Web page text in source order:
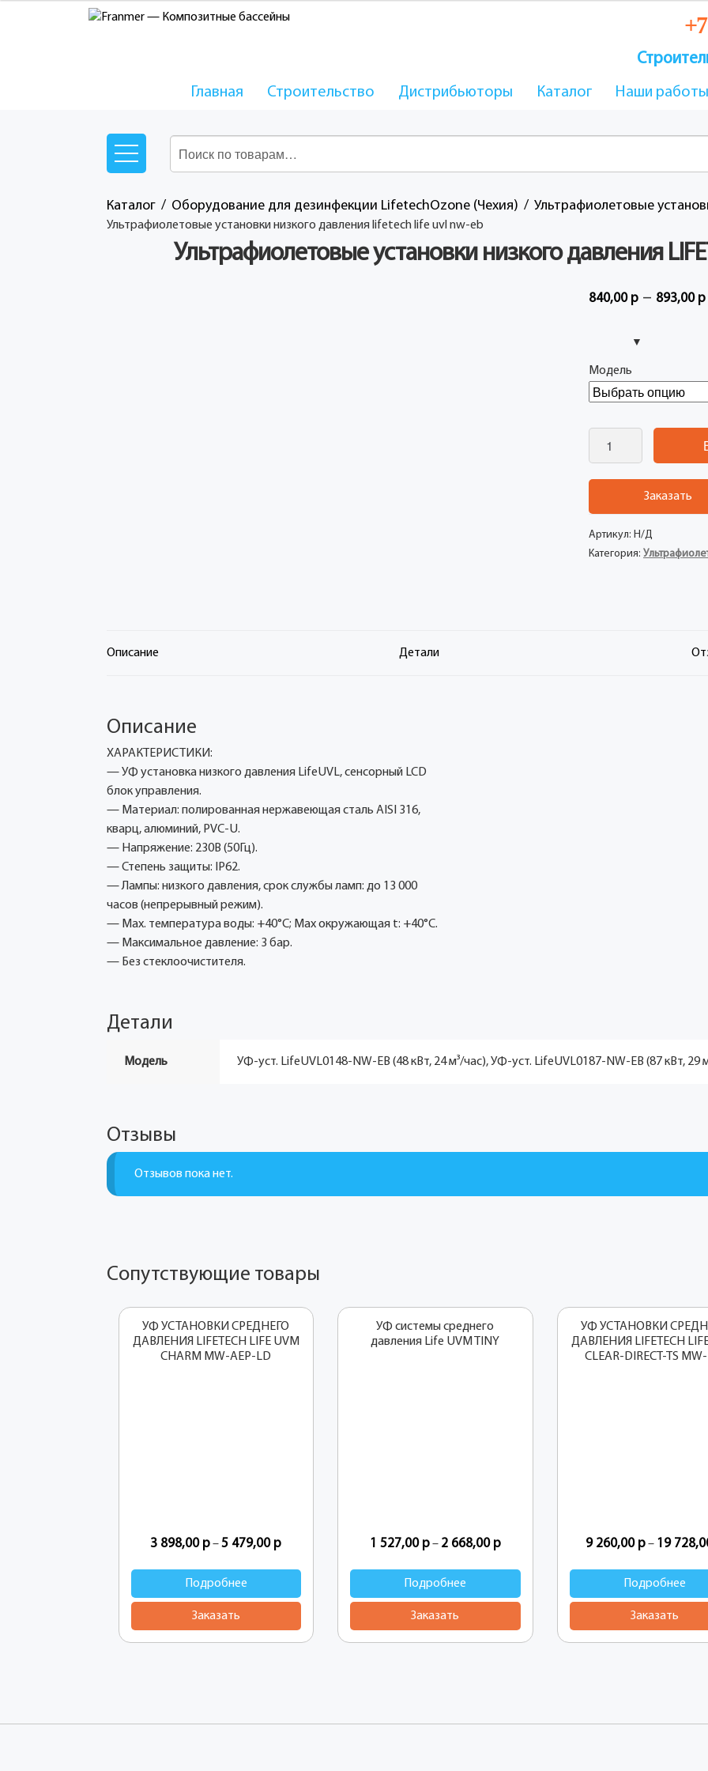
Главная Строительство Дистрибьюторы Каталог Наши работы
Каталог Oборудование для дезинфекции LifetechOzone (Чехия) Ультрафиолетовые
ультрафиолетовые установки низкого давления lifetech life uvl nw-eb
Ультрафиолетовые установки низкого давления
840,00 р – 893,00 р
Модель
Заказать
Артикул: Н/Д
Категория:
Описание Детали
Описание
ХАРАКТЕРИСТИКИ:
— УФ установка низкого давления LifeUVL, сенсорный LCD
блок управления.
— Материал: полированная нержавеющая сталь AISI 316,
кварц, алюминий, PVC-U.
— Напряжение: 230В (50Гц).
— Степень защиты: IP62.
— Лампы: низкого давления, срок службы ламп: до 13 000
часов (непрерывный режим).
— Мax. температура воды: +40°С; Маx окружающая t: +40°С.
— Максимальное давление: 3 бар.
— Без стеклоочистителя.
Детали
Модель УФ-уст. LifeUVL0148-NW-EB (48 кВт, 24 м³/час), УФ-уст. LifeUVL0187-NW-EB (87 кВт, 29
Отзывы
Отзывов пока нет.
Сопутствующие товары
УФ УСТАНОВКИ СРЕДНЕГО
ДАВЛЕНИЯ LIFETECH LIFE UVM
CHARM MW-AEP-LD
3 898,00 р–5 479,00 р
Подробнее
Заказать
УФ системы среднего
давления Life UVM TINY
1 527,00 р– 2 668,00 р
Подробнее
Заказать
УФ УСТАНОВКИ
ДАВЛЕНИЯ LIFETECH
CLEAR-DIRECT-TS
9 260,00 р– 19
Подробнее
Заказать